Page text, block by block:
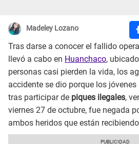
Madeley Lozano
Tras darse a conocer el fallido
llevó a cabo en Huanchaco,
personas casi pierden la vida, los
accidente se dio porque los
tras participar de piques ilegales,
viernes 27 de octubre, fue negada
ambos heridos que están